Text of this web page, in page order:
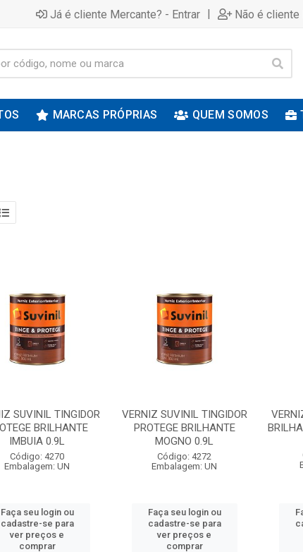
Já é cliente Mercante? - Entrar | Não é cliente
MARCAS PRÓPRIAS QUEM SOMOS
SUVINIL TINGIDOR
BRILHANTE
IMBUIA 0.9L
Código: 4270
Embalagem: UN
Faça seu login ou
cadastre-se para
ver preços e
comprar
VERNIZ SUVINIL TINGIDOR
PROTEGE BRILHANTE
MOGNO 0.9L
Código: 4272
Embalagem: UN
Faça seu login ou
cadastre-se para
ver preços e
comprar